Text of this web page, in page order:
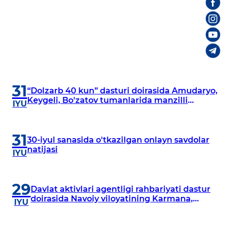
31
IYU
“Dolzarb 40 kun” dasturi doirasida Amudaryo,
Keygeli, Bo'zatov tumanlarida manzilli
31
IYU
30-iyul sanasida o'tkazilgan onlayn savdolar
natijasi
29
IYU
Davlat aktivlari agentligi rahbariyati dastur
doirasida Navoiy viloyatining Karmana,